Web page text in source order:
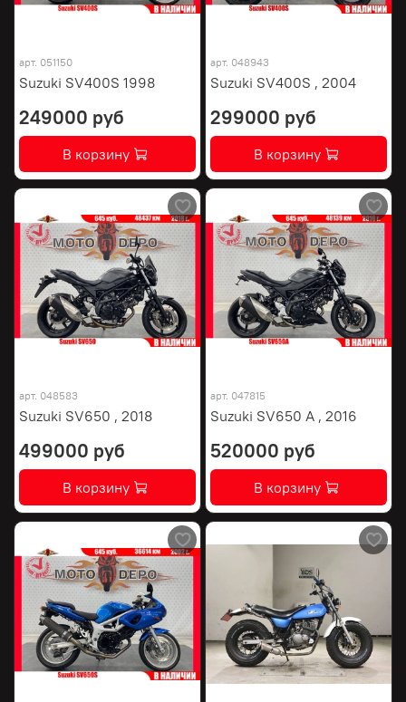
арт. 051150
Suzuki SV400S 1998
249000 руб
В корзину
арт. 048943
Suzuki SV400S , 2004
299000 руб
В корзину
арт. 048583
Suzuki SV650 , 2018
499000 руб
В корзину
арт. 047815
Suzuki SV650 A , 2016
520000 руб
В корзину